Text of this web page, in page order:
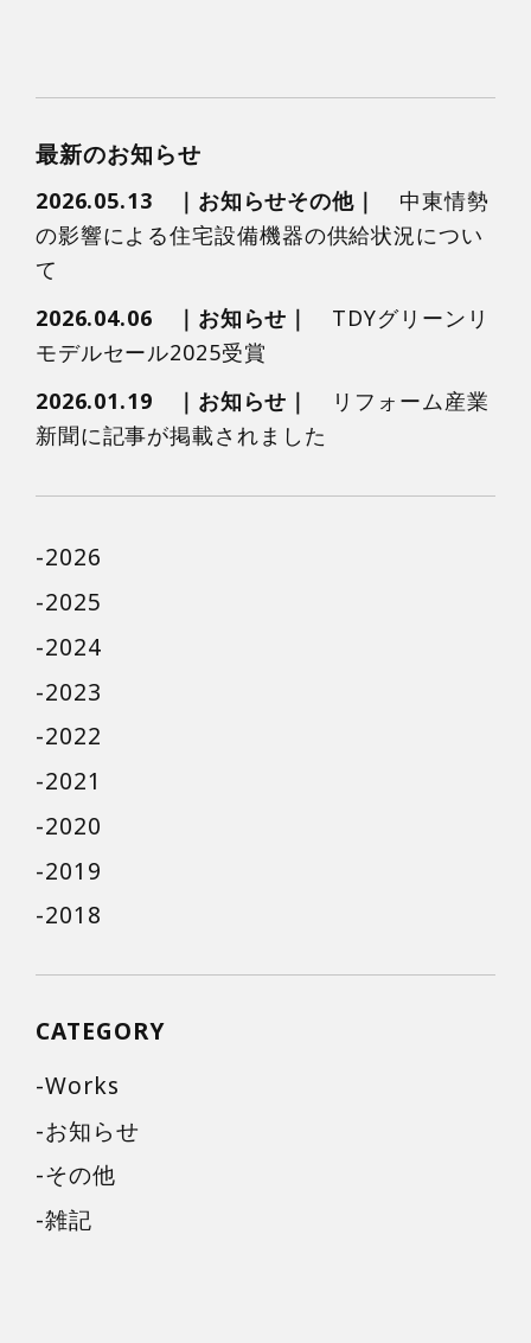
最新のお知らせ
2026.05.13 お知らせその他
中東情勢
の影響による住宅設備機器の供給状況につい
て
2026.04.06
お知らせ
TDYグリーンリ
モデルセール2025受賞
2026.01.19
お知らせ
リフォーム産業
新聞に記事が掲載されました
2026
2025
2024
2023
2022
2021
2020
2019
2018
CATEGORY
Works
お知らせ
その他
雑記